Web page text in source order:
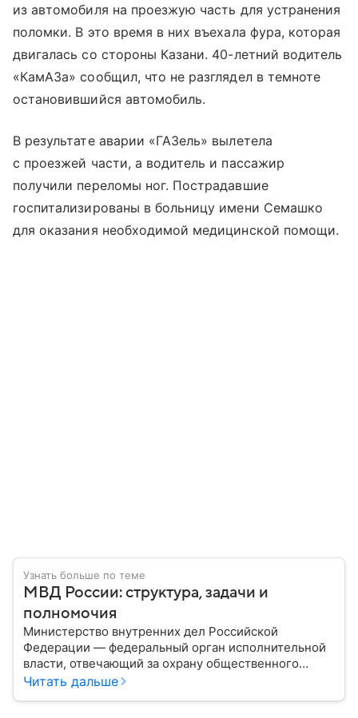
из автомобиля на проезжую часть для устранения
поломки. В это время в них въехала фура, которая
двигалась со стороны Казани. 40-летний водитель
«КамАЗа» сообщил, что не разглядел в темноте
остановившийся автомобиль.
В результате аварии «ГАЗель» вылетела
с проезжей части, а водитель и пассажир
получили переломы ног. Пострадавшие
госпитализированы в больницу имени Семашко
для оказания необходимой медицинской помощи.
Узнать больше по теме
МВД России: структура, задачи и
полномочия
Министерство внутренних дел Российской
Федерации — федеральный орган исполнительной
власти, отвечающий за охрану общественного
порядка, борьбу с преступностью, обеспечение
Читать дальше